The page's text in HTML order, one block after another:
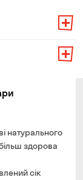
грн
замовлення:
безкоштовно
тривоги
зручний для
натурального
здорова
сік